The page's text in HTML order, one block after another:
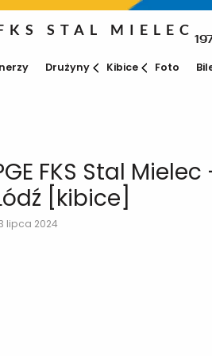
STAL MIELEC
Drużyny Kibice Foto
FKS Stal
[kibice]
lipca 2024